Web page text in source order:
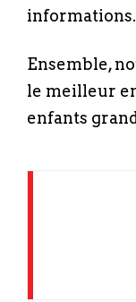
informations.
Ensemble,
le meilleur
enfants